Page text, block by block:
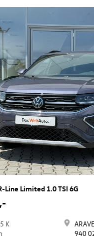
Line Limited 1.0 TSI 6G
K
940